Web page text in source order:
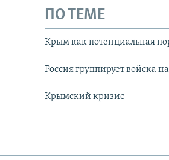
ПО ТЕМЕ
Крым как потенциальная
Россия группирует войска
Крымский кризис